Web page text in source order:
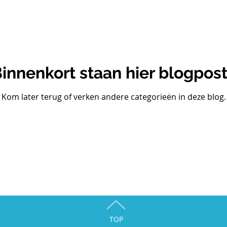
staan hier
Kom later terug of verken andere categorieën in deze blog.
TOP